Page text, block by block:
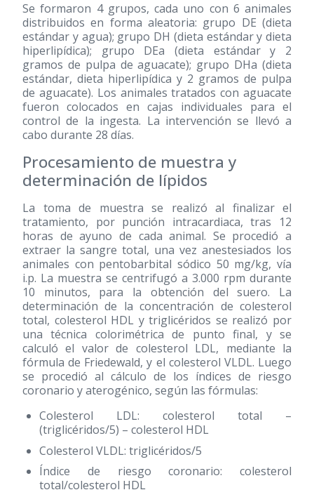
Se formaron 4 grupos, cada uno con 6 animales
distribuidos en forma aleatoria: grupo DE (dieta
estándar y agua); grupo DH (dieta estándar y dieta
hiperlipídica); grupo DEa (dieta estándar y 2
gramos de pulpa de aguacate); grupo DHa (dieta
estándar, dieta hiperlipídica y 2 gramos de pulpa
de aguacate). Los animales tratados con aguacate
fueron colocados en cajas individuales para el
control de la ingesta. La intervención se llevó a
cabo durante 28 días.
Procesamiento de muestra y
determinación de lípidos
La toma de muestra se realizó al finalizar el
tratamiento, por punción intracardiaca, tras 12
horas de ayuno de cada animal. Se procedió a
extraer la sangre total, una vez anestesiados los
animales con pentobarbital sódico 50 mg/kg, vía
i.p. La muestra se centrifugó a 3.000 rpm durante
10 minutos, para la obtención del suero. La
determinación de la concentración de colesterol
total, colesterol HDL y triglicéridos se realizó por
una técnica colorimétrica de punto final, y se
calculó el valor de colesterol LDL, mediante la
fórmula de Friedewald, y el colesterol VLDL. Luego
se procedió al cálculo de los índices de riesgo
coronario y aterogénico, según las fórmulas:
Colesterol LDL: colesterol total –
(triglicéridos/5) – colesterol HDL
Colesterol VLDL: triglicéridos/5
Índice de riesgo coronario: colesterol
total/colesterol HDL